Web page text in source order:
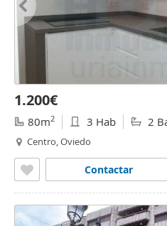
1.200€
80m2 3 Hab 2
Centro, Oviedo
Contactar